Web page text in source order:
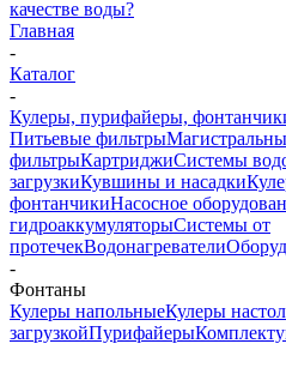
качестве воды?
Главная
-
Каталог
-
Кулеры, пурифайеры,
Питьевые фильтры
фильтрыКартриджиСистемы
загрузкиКувшины и насадки
фонтанчикиНасосное
гидроаккумуляторыСистемы от
протечекВодонагреватели
-
Фонтаны
Кулеры напольныеКулеры
загрузкойПурифайеры